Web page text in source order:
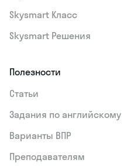
Skysmart Класс
Skysmart Решения
Полезности
Статьи
Задания по английскому
Варианты ВПР
Преподавателям